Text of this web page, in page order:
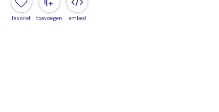
favoriet toevoegen embed